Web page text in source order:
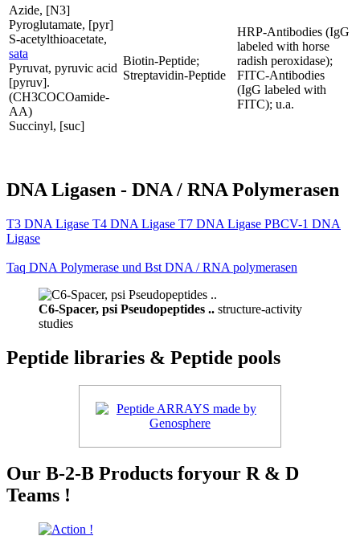
Azide, [N3]
Pyroglutamate, [pyr]
S-acetylthioacetate,
sata
Pyruvat, pyruvic acid
[pyruv].
(CH3COCOamide-
AA)
Succinyl, [suc]
Biotin-Peptide;
Streptavidin-Peptide
HRP-Antibodies (IgG
labeled with horse
radish peroxidase);
FITC-Antibodies
(IgG labeled with
FITC); u.a.
DNA Ligasen - DNA / RNA Polymerasen
T3 DNA Ligase T4 DNA Ligase T7 DNA Ligase PBCV-1 DNA
Ligase
Taq DNA Polymerase und Bst DNA / RNA polymerasen
C6-Spacer, psi Pseudopeptides .. structure-activity
studies
Peptide libraries & Peptide pools
Our B-2-B Products foryour R & D
Teams !